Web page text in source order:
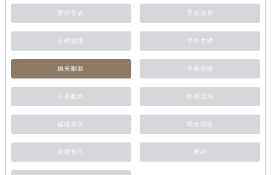
萧邦手表 手表保养
走时故障 手表生锈
抛光翻新 手表受磁
手表配件 外观清洗
磕碰摔坏 网点地址
新闻资讯 萧邦